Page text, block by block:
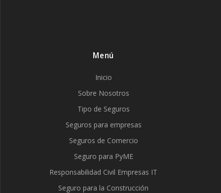
Menú
Inicio
Sobre Nosotros
Tipo de Seguros
Seguros para empresas
Seguros de Comercio
Seguro para PyME
Responsabilidad Civil Empresas IT
Seguro para la Construcción